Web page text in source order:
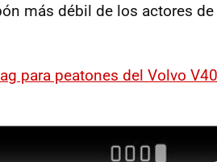
más débil de los actores de
para peatones del Volvo V40